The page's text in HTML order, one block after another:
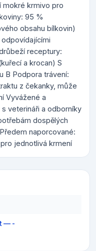
mokré krmivo pro
95 %
obsahu bílkovin)
receptury:
a krocan) S
B Podpora trávení:
z čekanky, může
Vyvážené a
veterináři a odborníky
dospělých
naporcované:
jednotlivá krmení
— -